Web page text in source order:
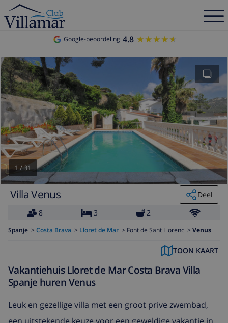
Google-beoordeling 4.8 ★★★★★
★★★★★
1 /31
Villa Venus
Deel
8
3 2
Spanje > Costa Brava > Lloret de Mar > Font de Sant Llorenc > Venus
TOON KAART
Vakantiehuis Lloret de Mar Costa Brava Villa
Spanje huren Venus
Leuk en gezellige villa met een groot prive zwembad,